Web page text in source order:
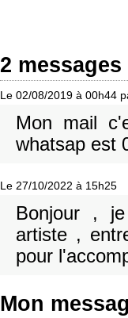
2 messages
Le 02/08/2019 à 00h44
Mon mail
whatsap est
Le 27/10/2022 à 15h25
Bonjour ,
artiste ,
pour
Mon